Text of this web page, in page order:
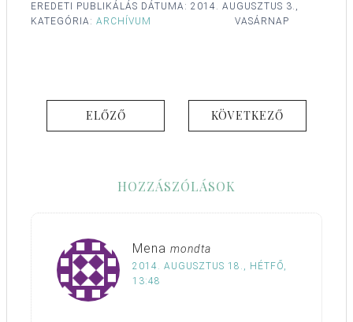
EREDETI PUBLIKÁLÁS DÁTUMA: 2014. AUGUSZTUS 3.,
VASÁRNAP
KATEGÓRIA: ARCHÍVUM
ELŐZŐ KÖVETKEZŐ
HOZZÁSZÓLÁSOK
Mena mondta
2014. AUGUSZTUS 18., HÉTFŐ,
13:48